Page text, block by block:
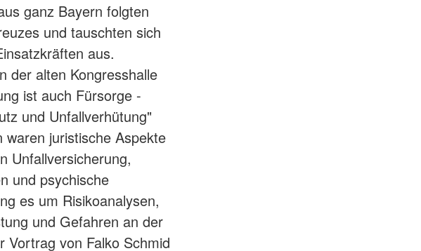
ganz Bayern folgten
und tauschten sich
aus.
der alten Kongresshalle
ist auch Fürsorge -
und Unfallverhütung"
waren juristische Aspekte
Unfallversicherung,
und psychische
es um Risikoanalysen,
und Gefahren an der
Vortrag von Falko Schmid